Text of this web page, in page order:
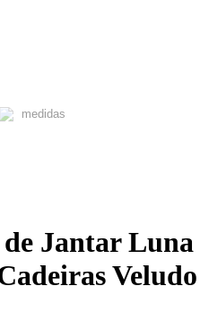
Jantar Luna
Veludo